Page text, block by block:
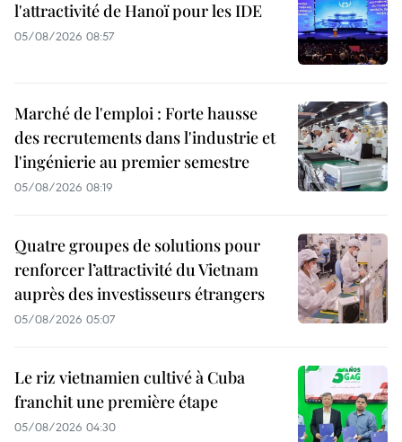
l'attractivité de Hanoï pour les IDE
05/08/2026 08:57
Marché de l'emploi : Forte hausse
des recrutements dans l'industrie et
l'ingénierie au premier semestre
05/08/2026 08:19
Quatre groupes de solutions pour
renforcer l’attractivité du Vietnam
auprès des investisseurs étrangers
05/08/2026 05:07
Le riz vietnamien cultivé à Cuba
franchit une première étape
05/08/2026 04:30